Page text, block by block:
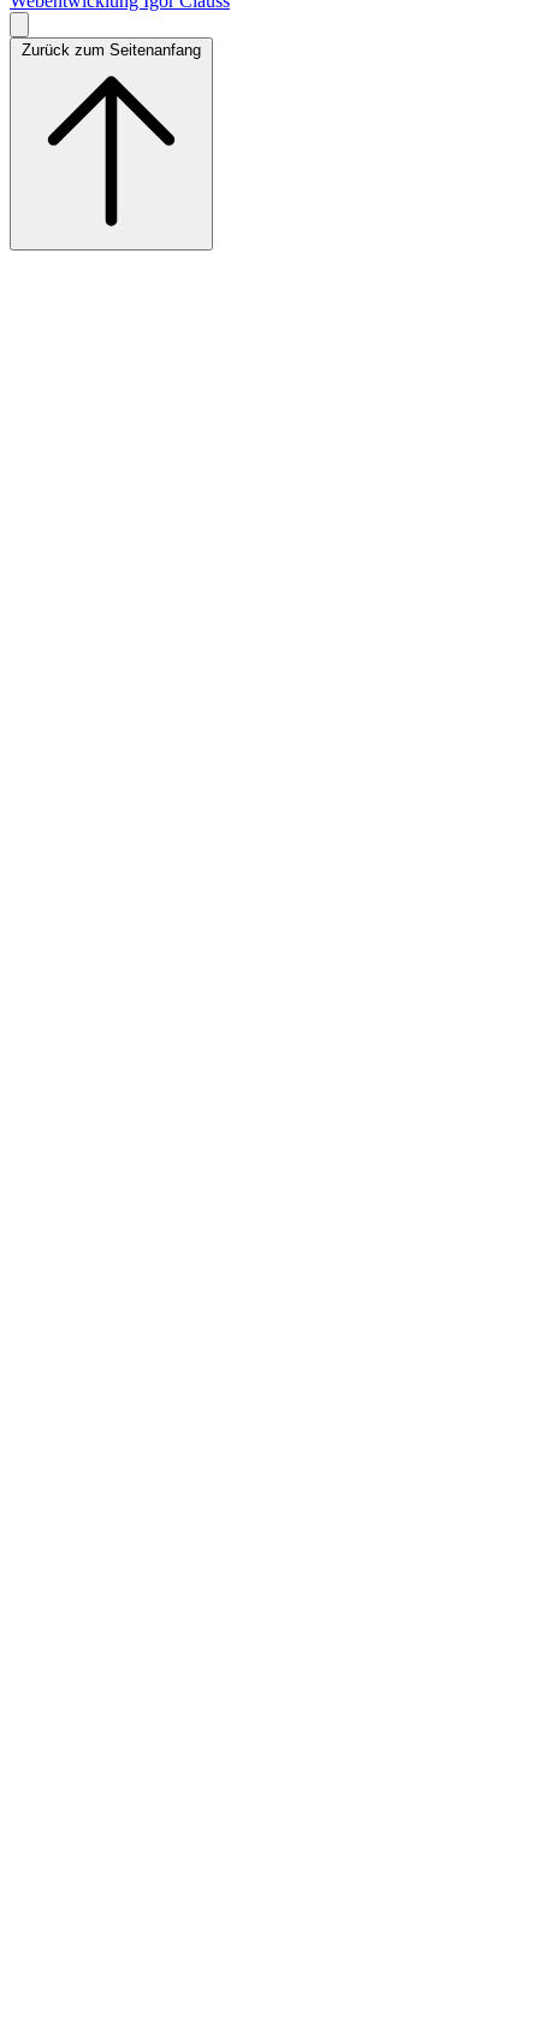
Zurück zum Seitenanfang